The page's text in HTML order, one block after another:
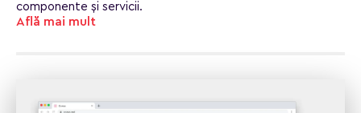
componente și servicii.
Află mai mult